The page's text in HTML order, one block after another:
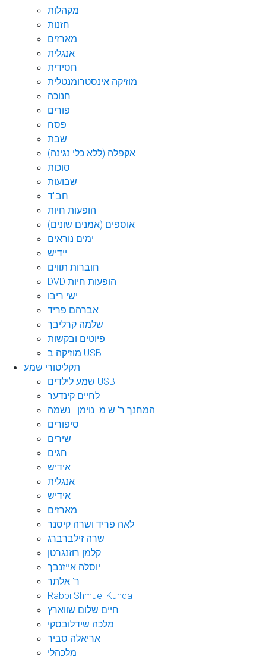
מקהלות
חזנות
מארזים
אנגלית
חסידית
מוזיקה אינסטרומנטלית
חנוכה
פורים
פסח
שבת
אקפלה (ללא כלי נגינה)
סוכות
שבועות
חב"ד
הופעות חיות
אוספים (אמנים שונים)
ימים נוראים
יידיש
חוברות תווים
DVD הופעות חיות
ישי ריבו
אברהם פריד
שלמה קרליבך
פיוטים ובקשות
מוזיקה ב USB
תקליטורי שמע
שמע לילדים USB
לחיים קינדער
המחנך ר' ש.מ. נוימן | נשמה
סיפורים
שירים
חגים
אידיש
אנגלית
אידיש
מארזים
לאה פריד ושרה קיסנר
שרה זילברברג
קלמן רוזנגרטן
יוסלה אייזנבך
ר' אלתר
Rabbi Shmuel Kunda
חיים שלום שווארץ
מלכה שידלובסקי
אריאלה סביר
מלכהלי